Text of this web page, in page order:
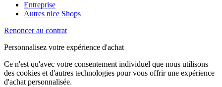
Entreprise
Autres nice Shops
Renoncer au contrat
Personnalisez votre expérience d'achat
Ce n'est qu'avec votre consentement individuel que nous utilisons
des cookies et d'autres technologies pour vous offrir une expérience
d'achat personnalisée.